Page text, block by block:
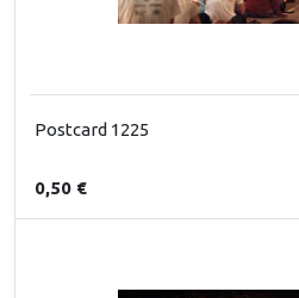
Postcard 1225
0,50 €